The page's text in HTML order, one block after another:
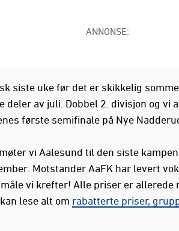
ANNONSE:
siste uke før det er skikkelig
deler av juli. Dobbel 2. divisjon og vi
første semifinale på Nye
vi Aalesund til den siste
Motstander AaFK har levert
vi krefter! Alle priser er allerede
lese alt om rabatterte priser,